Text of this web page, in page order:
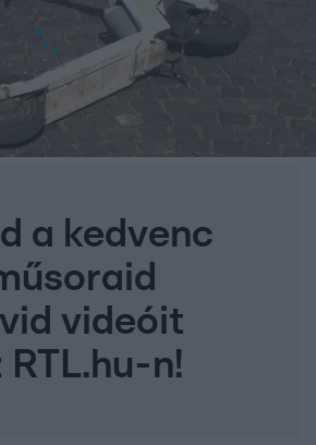
a kedvenc
videóit
RTL.hu-n!